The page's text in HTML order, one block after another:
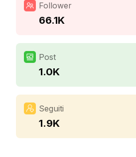
Follower
66.1K
Post
1.0K
Seguiti
1.9K